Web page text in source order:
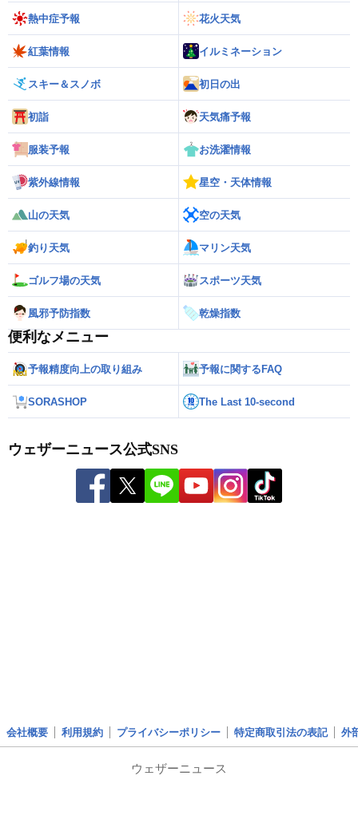
熱中症予報 花火天気
紅葉情報 イルミネーション
スキー＆スノボ 初日の出
初詣 天気痛予報
服装予報 お洗濯情報
紫外線情報 星空・天体情報
山の天気 空の天気
釣り天気 マリン天気
ゴルフ場の天気 スポーツ天気
風邪予防指数 乾燥指数
便利なメニュー
予報精度向上の取り組み 予報に関するFAQ
SORASHOP The Last 10-second
ウェザーニュース公式SNS
会社概要 利用規約 プライバシーポリシー 特定商取引法の表記 外
ウェザーニュース